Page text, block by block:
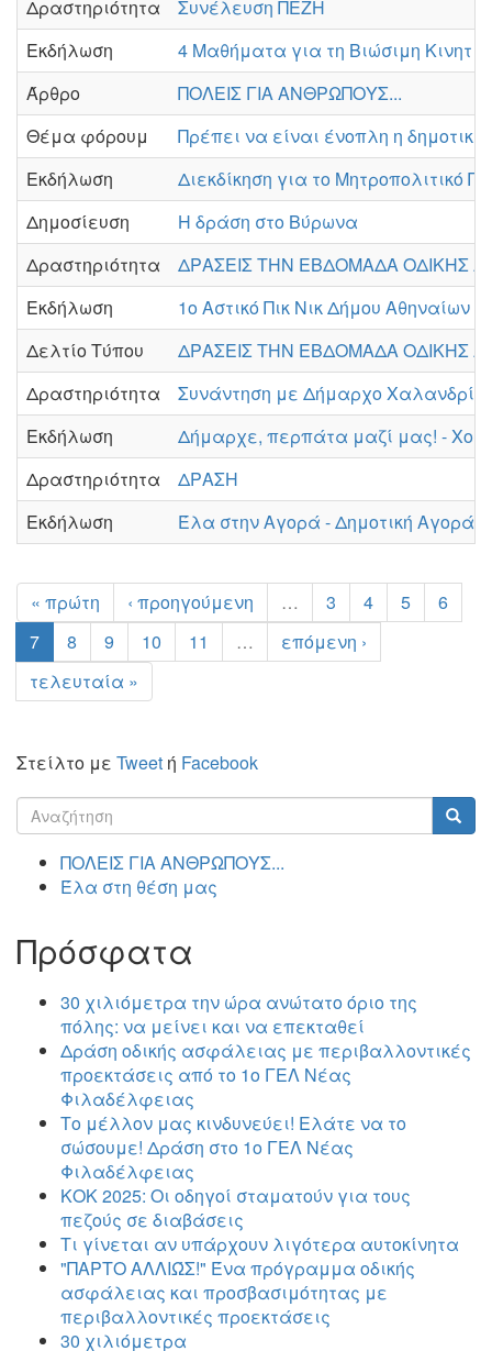
Δραστηριότητα
Συνέλευση ΠΕΖΗ
Εκδήλωση
4 Μαθήματα για τη Βιώσιμη
Άρθρο
ΠΟΛΕΙΣ ΓΙΑ ΑΝΘΡΩΠΟΥΣ...
Θέμα φόρουμ
Πρέπει να είναι ένοπλη η
Εκδήλωση
Διεκδίκηση για το Μητροπολιτικό
Δημοσίευση
Η δράση στο Βύρωνα
Δραστηριότητα
ΔΡΑΣΕΙΣ ΤΗΝ ΕΒΔΟΜΑΔΑ ΟΔΙΚΗΣ
Εκδήλωση
1ο Αστικό Πικ Νικ Δήμου Αθηναίων
Δελτίο Τύπου
ΔΡΑΣΕΙΣ ΤΗΝ ΕΒΔΟΜΑΔΑ ΟΔΙΚΗΣ
Δραστηριότητα
Συνάντηση με Δήμαρχο
Εκδήλωση
Δήμαρχε, περπάτα μαζί μας! -
Δραστηριότητα
ΔΡΑΣΗ
Εκδήλωση
Έλα στην Αγορά - Δημοτική Αγορά
« πρώτη ‹ προηγούμενη … 3 4 5
6
7
8 9 10 11 …
επόμενη ›
τελευταία »
Στείλτο με Tweet ή Facebook
Φόρμα
αναζήτησης
ΠΟΛΕΙΣ ΓΙΑ ΑΝΘΡΩΠΟΥΣ...
Έλα στη θέση μας
Πρόσφατα
30 χιλιόμετρα την ώρα ανώτατο όριο της
πόλης: να μείνει και να επεκταθεί
Δράση οδικής ασφάλειας με περιβαλλοντικές
προεκτάσεις από το 1ο ΓΕΛ Νέας
Φιλαδέλφειας
Το μέλλον μας κινδυνεύει! Ελάτε να το
σώσουμε! Δράση στο 1ο ΓΕΛ Νέας
Φιλαδέλφειας
ΚΟΚ 2025: Οι οδηγοί σταματούν για τους
πεζούς σε διαβάσεις
Τι γίνεται αν υπάρχουν λιγότερα αυτοκίνητα
"ΠΑΡΤΟ ΑΛΛΙΏΣ!" Ένα πρόγραμμα οδικής
ασφάλειας και προσβασιμότητας με
περιβαλλοντικές προεκτάσεις
30 χιλιόμετρα